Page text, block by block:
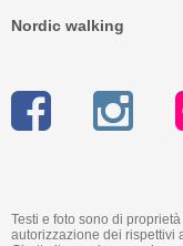
Nordic walking
Testi e foto sono di
autorizzazione dei rispettivi